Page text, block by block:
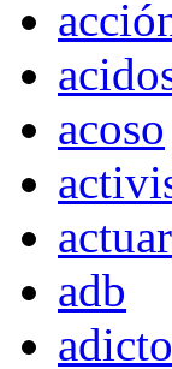
acoso
actuar
adb
adicto